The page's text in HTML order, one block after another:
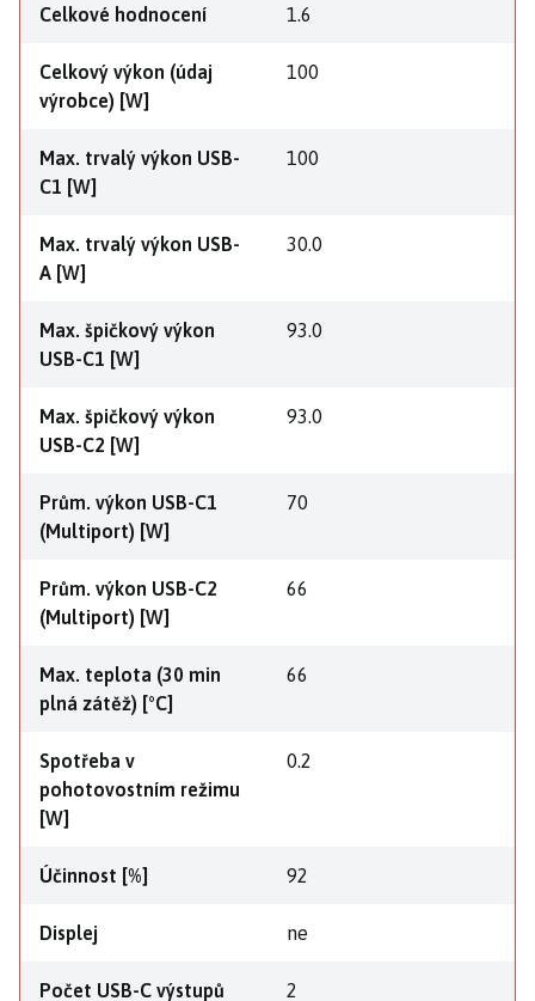
Celkové hodnocení 1.6
Celkový výkon (údaj
výrobce) [W]
100
Max. trvalý výkon USB-
C1 [W]
100
Max. trvalý výkon USB-
A [W]
30.0
Max. špičkový výkon
USB-C1 [W]
93.0
Max. špičkový výkon
USB-C2 [W]
93.0
Prům. výkon USB-C1
(Multiport) [W]
70
Prům. výkon USB-C2
(Multiport) [W]
66
Max. teplota (30 min
plná zátěž) [°C]
66
Spotřeba v
pohotovostním režimu
[W]
0.2
Účinnost [%] 92
Displej ne
Počet USB-C výstupů 2